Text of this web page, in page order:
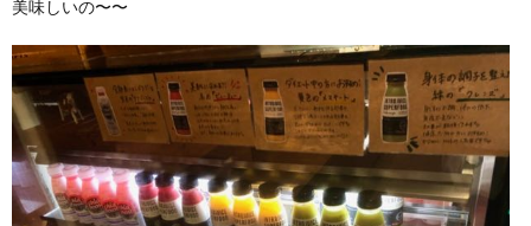
美味しいの〜〜